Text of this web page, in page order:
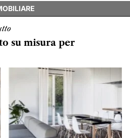
su misura per